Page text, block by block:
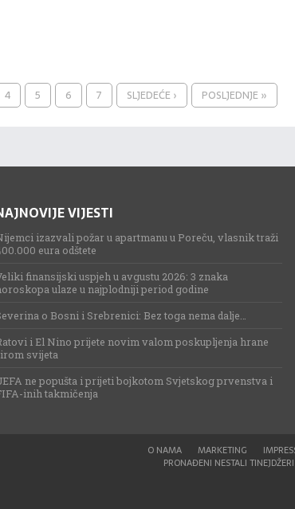
4 5 6 7 SLJEDEĆE › POSLJEDNJE »
VIJESTI
izazvali požar u apartmanu u Poreču, vlasnik traži
eura odštete
finansijski uspjeh u avgustu 2026: 3 znaka
ulaze u najplodniji period godine
o Bosni i Srebrenici: Bez toga nema dalje…
i El Nino prijete novim valom poskupljenja hrane
svijeta
ne popušta i prijeti bojkotom Svjetskog prvenstva i
inih takmičenja
O NAMA MARKETING
PRONAĐENI NESTALI